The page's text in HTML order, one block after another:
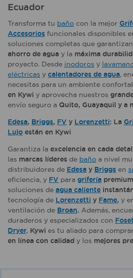
Ecuador
Transforma tu baño con la mejor
Accesorios funcionales disponibles
soluciones completas que garantizan
ahorro de agua y la máxima
proyecto. Desde inodoros y
eléctricas y calentadores de agua,
necesitas para un ambiente
en Kywi y aprovecha nuestros
envío seguro a Quito, Guayaquil y a
Edesa, Briggs, FV y Lorenzetti: La
Lujo están en Kywi
Garantiza la excelencia en cada
las marcas líderes de baño a nivel
distribuidores de Edesa y Briggs en
eficiencia, y FV para grifería premium
soluciones de agua caliente
tecnología de Lorenzetti y Fame, y
ventilación de Broan. Además,
duraderos y especializados con Foset
Dryer. Kywi es tu aliado para
en línea con calidad y los mejores